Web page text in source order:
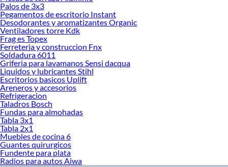
Palos de 3x3
Pegamentos de escritorio Instant
Desodorantes y aromatizantes Organic
Ventiladores torre Kdk
Frag es Topex
Ferreteria y construccion Fnx
Soldadura 6011
Griferia para lavamanos Sensi dacqua
Liquidos y lubricantes Stihl
Escritorios basicos Uplift
Areneros y accesorios
Refrigeracion
Taladros Bosch
Fundas para almohadas
Tabla 3x1
Tabla 2x1
Muebles de cocina 6
Guantes quirurgicos
Fundente para plata
Radios para autos Aiwa